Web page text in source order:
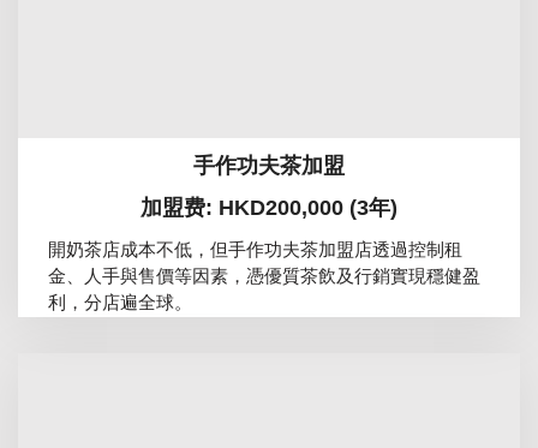
手作功夫茶加盟
加盟费: HKD200,000 (3年)
開奶茶店成本不低，但手作功夫茶加盟店透過控制租
金、人手與售價等因素，憑優質茶飲及行銷實現穩健盈
利，分店遍全球。